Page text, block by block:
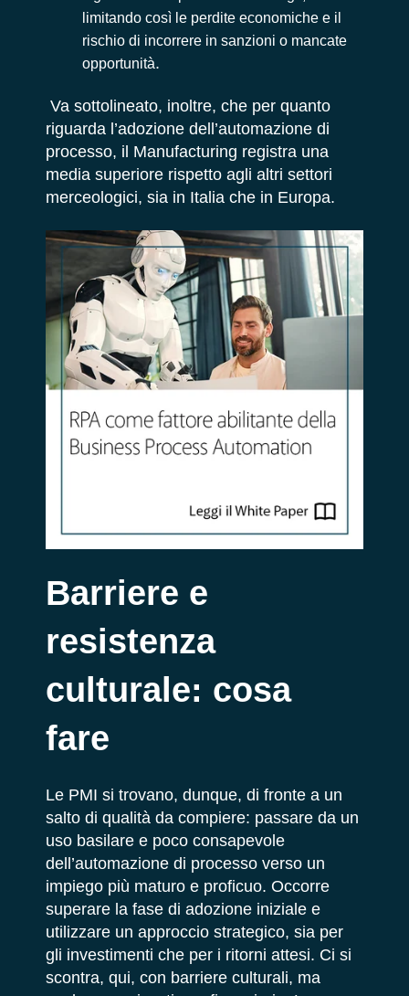
limitando così le perdite economiche e il
rischio di incorrere in sanzioni o mancate
opportunità.
Va sottolineato, inoltre, che per quanto
riguarda l’adozione dell’automazione di
processo, il Manufacturing registra una
media superiore rispetto agli altri settori
merceologici, sia in Italia che in Europa.
Barriere e
resistenza
culturale: cosa
fare
Le PMI si trovano, dunque, di fronte a un
salto di qualità da compiere: passare da un
uso basilare e poco consapevole
dell’automazione di processo verso un
impiego più maturo e proficuo. Occorre
superare la fase di adozione iniziale e
utilizzare un approccio strategico, sia per
gli investimenti che per i ritorni attesi. Ci si
scontra, qui, con barriere culturali, ma